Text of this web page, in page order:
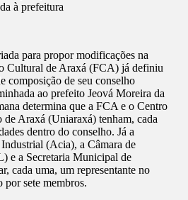
para propor modificações na
Cultural de Araxá (FCA) já definiu
composição de seu conselho
ao prefeito Jeová Moreira da
determina que a FCA e o Centro
Araxá (Uniaraxá) tenham, cada
dentro do conselho. Já a
(Acia), a Câmara de
e a Secretaria Municipal de
cada uma, um representante no
sete membros.